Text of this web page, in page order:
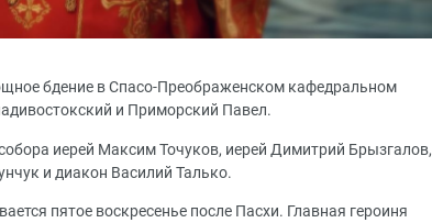
бдение в Спасо-Преображенском кафедральном
и Приморский Павел.
иерей Максим Точуков, иерей Димитрий Брызгалов,
и диакон Василий Талько.
пятое воскресенье после Пасхи. Главная героиня